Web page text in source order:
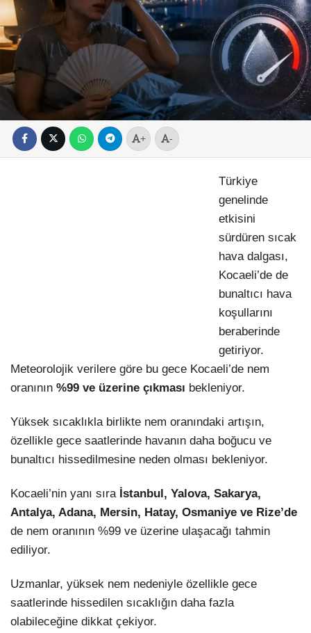
+ -
Türkiye
genelinde
etkisini
sürdüren sıcak
hava dalgası,
Kocaeli’de de
bunaltıcı hava
koşullarını
beraberinde
getiriyor.
Meteorolojik verilere göre bu gece Kocaeli’de nem
oranının %99 ve üzerine çıkması bekleniyor.
Yüksek sıcaklıkla birlikte nem oranındaki artışın,
özellikle gece saatlerinde havanın daha boğucu ve
bunaltıcı hissedilmesine neden olması bekleniyor.
Kocaeli’nin yanı sıra İstanbul, Yalova, Sakarya,
Antalya, Adana, Mersin, Hatay, Osmaniye ve Rize’de
de nem oranının %99 ve üzerine ulaşacağı tahmin
ediliyor.
Uzmanlar, yüksek nem nedeniyle özellikle gece
saatlerinde hissedilen sıcaklığın daha fazla
olabileceğine dikkat çekiyor.